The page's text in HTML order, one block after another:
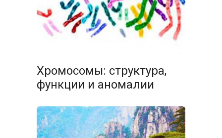
Хромосомы: структура,
функции и аномалии